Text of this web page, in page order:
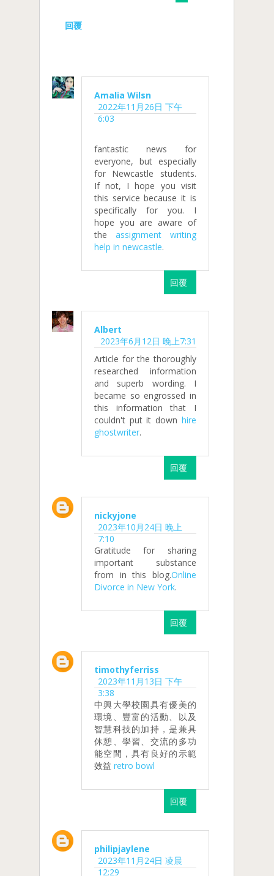
回覆
Amalia Wilsn
2022年11月26日 下午
6:03
fantastic news for
everyone, but especially
for Newcastle students.
If not, I hope you visit
this service because it is
specifically for you. I
hope you are aware of
the assignment writing
help in newcastle.
回覆
Albert
2023年6月12日 晚上7:31
Article for the thoroughly
researched information
and superb wording. I
became so engrossed in
this information that I
couldn't put it down hire
ghostwriter.
回覆
nickyjone
2023年10月24日 晚上
7:10
Gratitude for sharing
important substance
from in this blog.Online
Divorce in New York.
回覆
timothyferriss
2023年11月13日 下午
3:38
中興大學校園具有優美的
環境、豐富的活動、以及
智慧科技的加持，是兼具
休憩、學習、交流的多功
能空間，具有良好的示範
效益 retro bowl
回覆
philipjaylene
2023年11月24日 凌晨
12:29